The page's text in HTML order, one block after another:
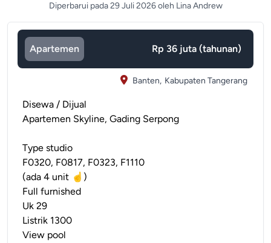
Diperbarui pada 29 Juli 2026 oleh Lina Andrew
Apartemen Rp 36 juta (tahunan)
Banten, Kabupaten Tangerang
Disewa / Dijual
Apartemen Skyline, Gading Serpong
Type studio
F0320, F0817, F0323, F1110
(ada 4 unit ☝️)
Full furnished
Uk 29
Listrik 1300
View pool